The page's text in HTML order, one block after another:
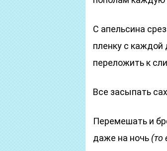
С апельсина
пленку с каждой
переложить к
Все засыпать
Перемешать и
даже на ночь (то